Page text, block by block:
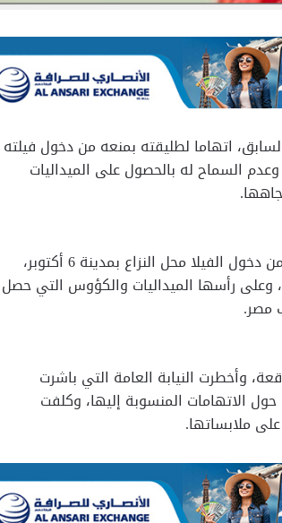
اتهاما لطليقته بمنعه من دخول فيلته
وعدم السماح له بالحصول على الميداليات
ذكر اللاعب في بلاغه أنه فوجئ بقيام طليقته بمنعه من دخول الفيلا محل النزاع بمدينة 6 أكتوبر،
رأسها الميداليات والكؤوس التي حصل
مصر.
وأخطرت النيابة العامة التي باشرت
الاتهامات المنسوبة إليها، وكلفت
على ملابساتها.